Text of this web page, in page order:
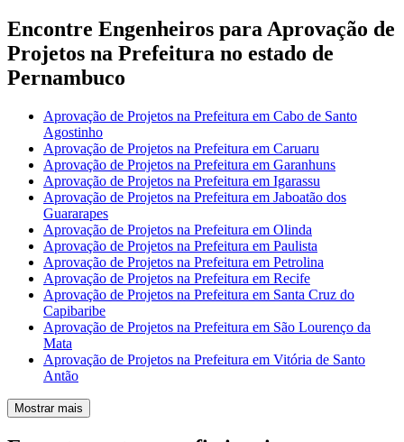
Encontre Engenheiros para Aprovação de
Projetos na Prefeitura no estado de
Pernambuco
Aprovação de Projetos na Prefeitura em Cabo de Santo
Agostinho
Aprovação de Projetos na Prefeitura em Caruaru
Aprovação de Projetos na Prefeitura em Garanhuns
Aprovação de Projetos na Prefeitura em Igarassu
Aprovação de Projetos na Prefeitura em Jaboatão dos
Guararapes
Aprovação de Projetos na Prefeitura em Olinda
Aprovação de Projetos na Prefeitura em Paulista
Aprovação de Projetos na Prefeitura em Petrolina
Aprovação de Projetos na Prefeitura em Recife
Aprovação de Projetos na Prefeitura em Santa Cruz do
Capibaribe
Aprovação de Projetos na Prefeitura em São Lourenço da
Mata
Aprovação de Projetos na Prefeitura em Vitória de Santo
Antão
Mostrar mais